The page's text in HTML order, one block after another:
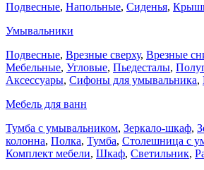
Подвесные, Напольные, Сиденья,
Умывальники
Подвесные, Врезные сверху, Врезные
Мебельные, Угловые, Пьедесталы,
Аксессуары, Сифоны для умывальника,
Мебель для ванн
Тумба с умывальником, Зеркало-шкаф,
колонна, Полка, Тумба, Столешница с
Комплект мебели, Шкаф, Светильник,